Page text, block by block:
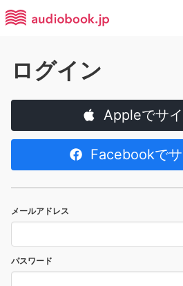
ログイン
Appleでサ
Facebookで
メールアドレス
パスワード